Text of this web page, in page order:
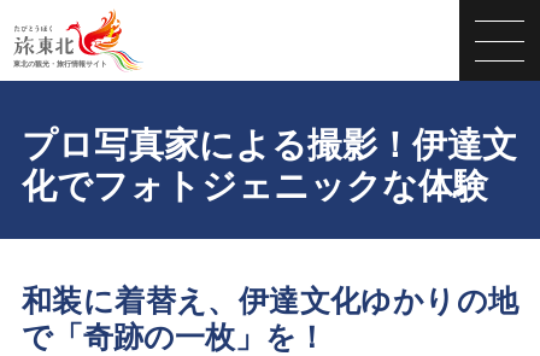
プロ写真家による撮影！伊達文
化でフォトジェニックな体験
和装に着替え、伊達文化ゆかりの地
で「奇跡の一枚」を！